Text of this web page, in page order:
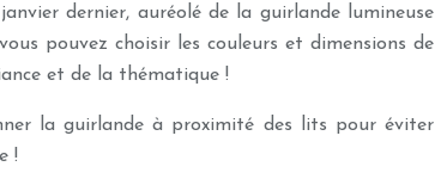
dernier, auréolé de la guirlande lumineuse
pouvez choisir les couleurs et dimensions de
et de la thématique !
la guirlande à proximité des lits pour éviter
!